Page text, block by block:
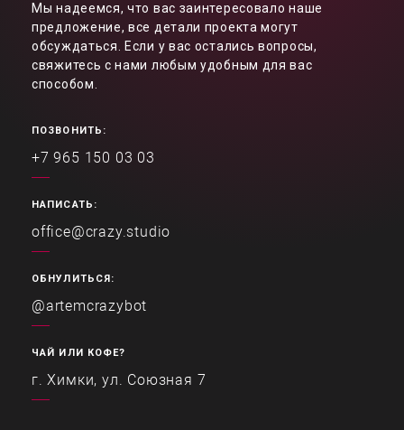
Мы надеемся, что вас заинтересовало наше
предложение, все детали проекта могут
обсуждаться. Если у вас остались вопросы,
свяжитесь с нами любым удобным для вас
способом.
ПОЗВОНИТЬ:
+7 965 150 03 03
НАПИСАТЬ:
office@crazy.studio
ОБНУЛИТЬСЯ:
@artemcrazybot
ЧАЙ ИЛИ КОФЕ?
г. Химки, ул. Союзная 7